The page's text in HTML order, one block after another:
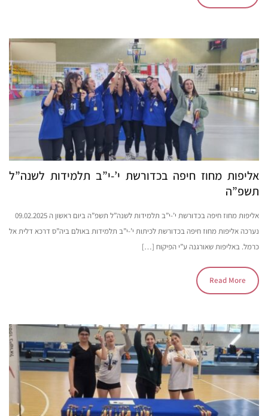
אליפות מחוז חיפה בכדורשת י’-י”ב תלמידות לשנה”ל
תשפ”ה
אליפות מחוז חיפה בכדורשת י’-י”ב תלמידות לשנה”ל תשפ”ה ביום ראשון ה 09.02.2025
נערכה אליפות מחוז חיפה בכדורשת לכיתות י’-י”ב תלמידות באולם ביה”ס דרכא דלית אל
כרמל. באליפות שאורגנה ע”י הפיקוח […]
Read More